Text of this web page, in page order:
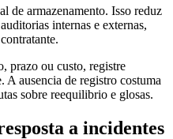
de armazenamento. Isso reduz
internas e externas,
prazo ou custo, registre
A ausencia de registro costuma
sobre reequilibrio e glosas.
a incidentes